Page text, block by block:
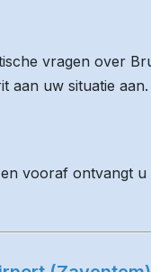
vragen over
aan uw situatie aan.
vooraf ontvangt